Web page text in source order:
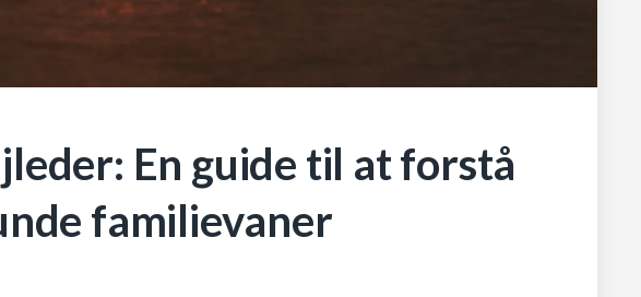
En guide til at forstå
familievaner